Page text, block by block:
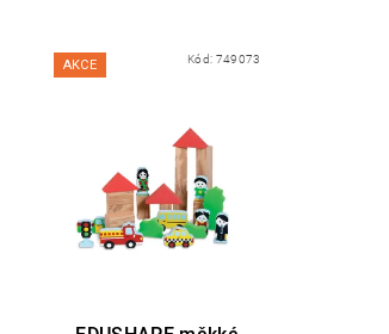
AKCE Kód: 749073